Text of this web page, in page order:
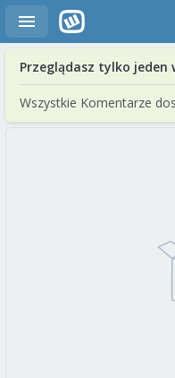
Przeglądasz tylko jeden
Wszystkie Komentarze